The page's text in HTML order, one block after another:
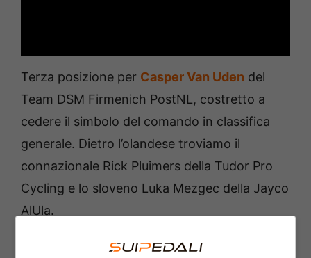
Terza posizione per Casper Van Uden del
Team DSM Firmenich PostNL, costretto a
cedere il simbolo del comando in classifica
generale. Dietro l’olandese troviamo il
connazionale Rick Pluimers della Tudor Pro
Cycling e lo sloveno Luka Mezgec della Jayco
AlUla.
Sesto il primo degli italianiMatteo Moschetti